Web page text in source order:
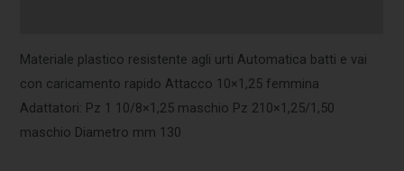
Materiale plastico resistente agli urti Automatica batti e vai
con caricamento rapido Attacco 10×1,25 femmina
Adattatori: Pz 1 10/8×1,25 maschio Pz 210×1,25/1,50
maschio Diametro mm 130